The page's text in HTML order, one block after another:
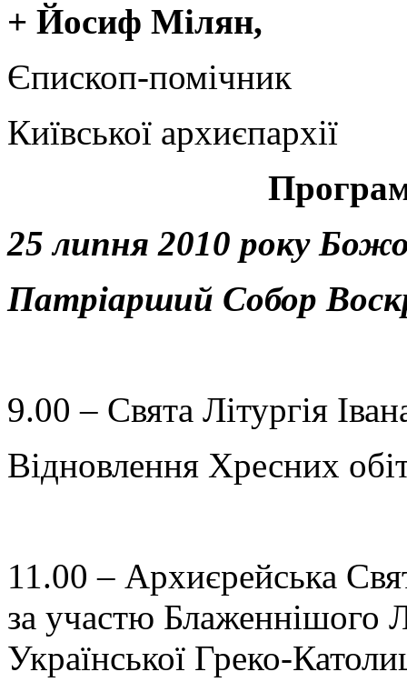
+ Йосиф Мілян,
Єпископ-помічник
Київської архиєпархії
25 липня 2010 року
Патріарший Собор
9.00 – Свята Літургія
Відновлення Хресних
11.00 – Архиєрейська
за участю Блаженнішого
Української Греко-